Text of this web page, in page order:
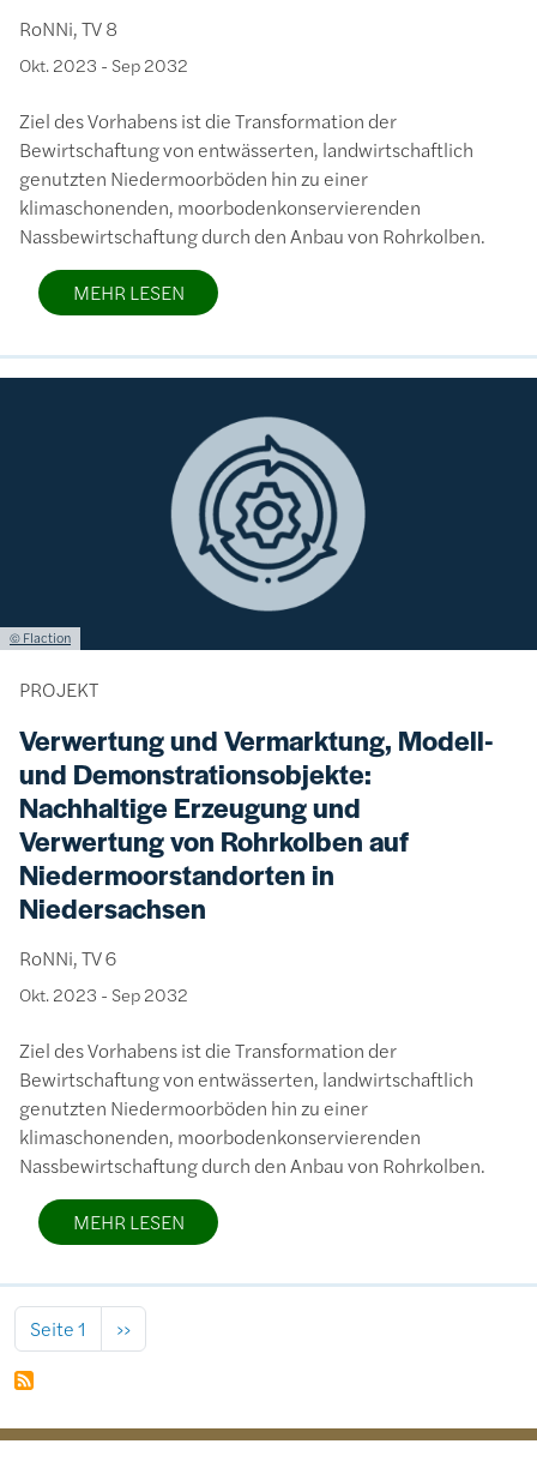
RoNNi, TV 8
Okt. 2023 - Sep 2032
Ziel des Vorhabens ist die Transformation der
Bewirtschaftung von entwässerten, landwirtschaftlich
genutzten Niedermoorböden hin zu einer
klimaschonenden, moorbodenkonservierenden
Nassbewirtschaftung durch den Anbau von Rohrkolben.
MEHR LESEN
Lizenzinformationen einschließlich Urheberrecht
© Flaction
PROJEKT
Verwertung und Vermarktung, Modell-
und Demonstrationsobjekte:
Nachhaltige Erzeugung und
Verwertung von Rohrkolben auf
Niedermoorstandorten in
Niedersachsen
RoNNi, TV 6
Okt. 2023 - Sep 2032
Ziel des Vorhabens ist die Transformation der
Bewirtschaftung von entwässerten, landwirtschaftlich
genutzten Niedermoorböden hin zu einer
klimaschonenden, moorbodenkonservierenden
Nassbewirtschaftung durch den Anbau von Rohrkolben.
MEHR LESEN
Seitennummerierung
Seite 1 Nächste Seite
››